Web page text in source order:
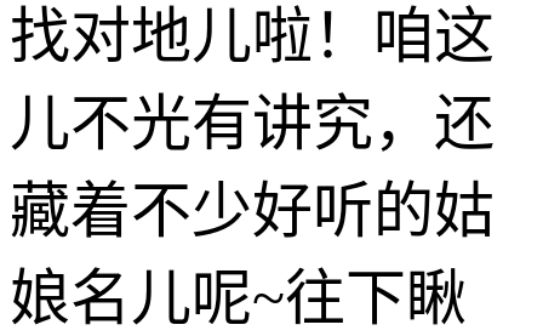
找对地儿啦！咱这
儿不光有讲究，还
藏着不少好听的姑
娘名儿呢~往下瞅